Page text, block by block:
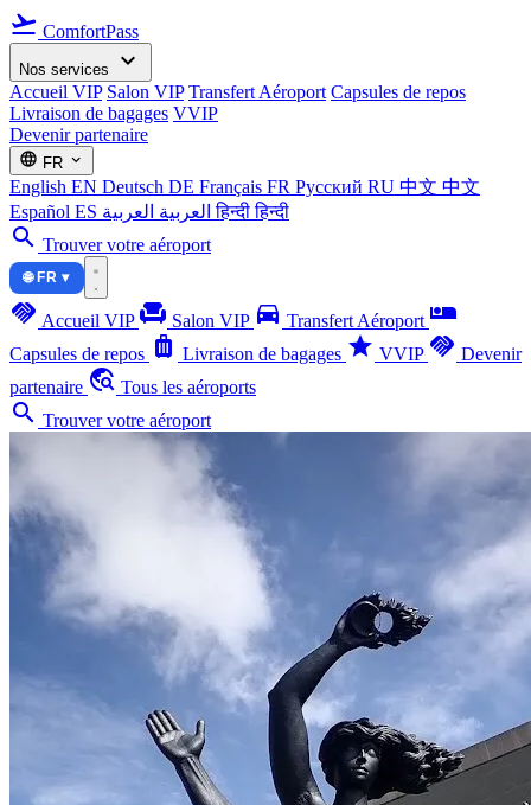
flight_takeoff ComfortPass
Nos services expand_more
Accueil VIP Salon VIP Transfert Aéroport Capsules de repos
Livraison de bagages VVIP
Devenir partenaire
language FR expand_more
English EN Deutsch DE Français FR Русский RU 中文 中文
Español ES العربية العربية हिन्दीहिन्दी
search Trouver votre aéroport
🌐 FR ▾
handshake Accueil VIP chair Salon VIP directions_car Transfert Aéroport airline_seat_individual_suite
Capsules de repos luggage Livraison de bagages star VVIP handshake Devenir
partenaire travel_explore Tous les aéroports
search Trouver votre aéroport